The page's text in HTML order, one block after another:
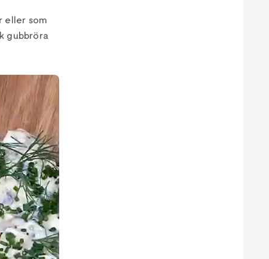
eller som
gubbröra